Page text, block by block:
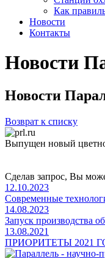
Как
Новости
Контакты
Новости
Новости
Возврат к списку
Выпущен новый
Сделав запрос, Вы
12.10.2023
Современные
14.08.2023
Запуск производства
13.08.2021
ПРИОРИТЕТЫ 2021